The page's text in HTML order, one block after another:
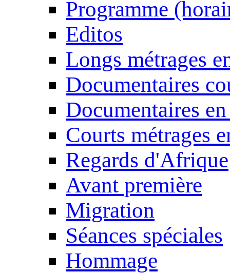
Programme
Editos
Longs métrages
Documentaires
Documentaires
Courts métrages
Regards d'Afrique
Avant première
Migration
Séances spéciales
Hommage